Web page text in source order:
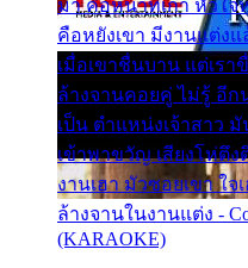
มา คือหน้าที่เก่า หัวใจ
คือหยังเขา มีงานแต่ง
เมื่อเขาชื่นบาน แต่เร
ล้างจานคอยคู่ ไม่รู้ อีก
เป็น ตำแหน่งเจ้าสาว
เข้าพาขวัญ เสียงโห่ตึ
งานเฮา มัวซอยเขา ใ
ล้างจานในงานแต่ง -
(KARAOKE)